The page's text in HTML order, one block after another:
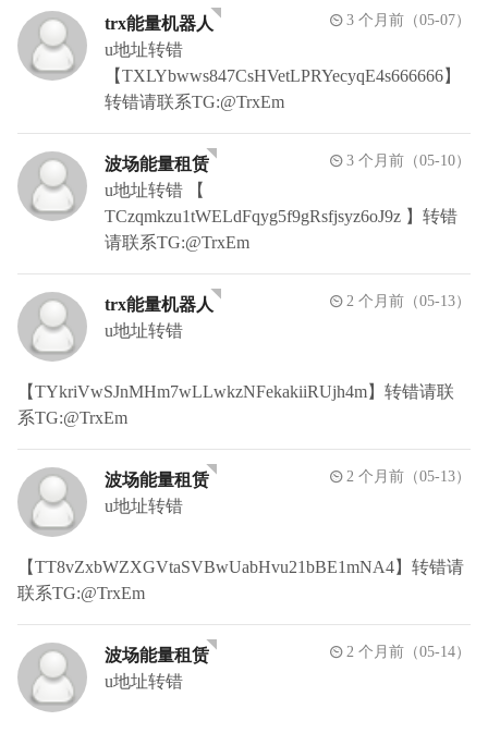
trx能量机器人 3 个月前（05-07）
u地址转错
【TXLYbwws847CsHVetLPRYecyqE4s666666】
转错请联系TG:@TrxEm
波场能量租赁 3 个月前（05-10）
u地址转错 【
TCzqmkzu1tWELdFqyg5f9gRsfjsyz6oJ9z 】转错
请联系TG:@TrxEm
trx能量机器人 2 个月前（05-13）
u地址转错
【TYkriVwSJnMHm7wLLwkzNFekakiiRUjh4m】转错请联
系TG:@TrxEm
波场能量租赁 2 个月前（05-13）
u地址转错
【TT8vZxbWZXGVtaSVBwUabHvu21bBE1mNA4】转错请
联系TG:@TrxEm
波场能量租赁 2 个月前（05-14）
u地址转错